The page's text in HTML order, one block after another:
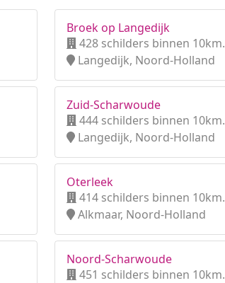
Broek op Langedijk
428 schilders binnen 10km.
Langedijk, Noord-Holland
Zuid-Scharwoude
444 schilders binnen 10km.
Langedijk, Noord-Holland
Oterleek
414 schilders binnen 10km.
Alkmaar, Noord-Holland
Noord-Scharwoude
451 schilders binnen 10km.